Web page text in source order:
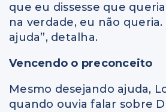
que eu dissesse que
na verdade, eu não queria.
ajuda”, detalha.
Vencendo o preconceito
Mesmo desejando ajuda,
quando ouvia falar sobre